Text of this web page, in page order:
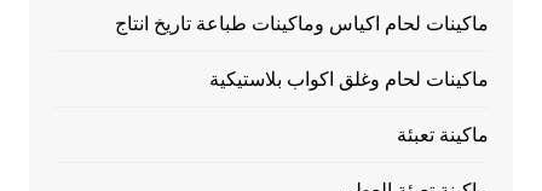
ماكينات لحام اكياس وماكينات طباعة تاريخ انتاج
ماكينات لحام وغلق اكواب بلاستيكية
ماكينة تعبئة